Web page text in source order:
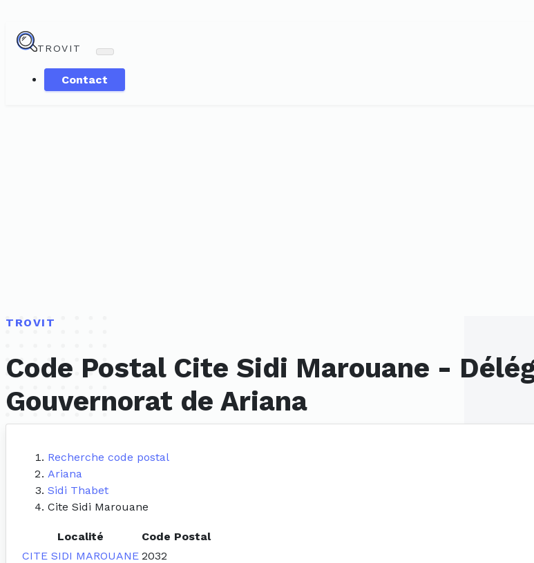
TROVIT
Contact
TROVIT
Code Postal Cite Sidi Marouane -
Gouvernorat de Ariana
Recherche code postal
Ariana
Sidi Thabet
Cite Sidi Marouane
Localité
Code Postal
CITE SIDI MAROUANE 2032